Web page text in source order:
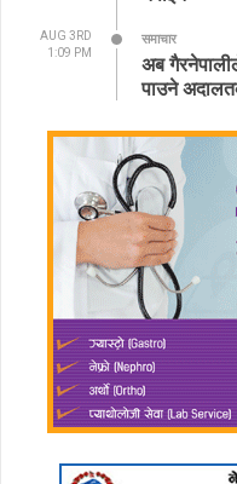
AUG 3RD
1:09 PM
समाचार
अब गैरनेपालीले
पाउने